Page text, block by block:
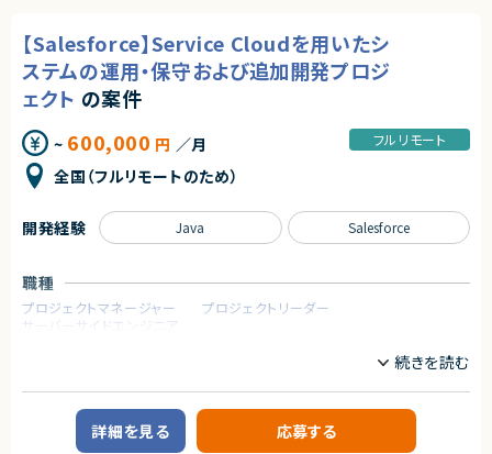
実装経験
・SQL を使ったデータベースの操作と管理の経験
・関係データベース（MySQL, PostgreSQLなど）の活用経験
・データ分析技術の保有
・Statsmodels などのライブラリを使用した実装経験
・高度なデータ分析技術
・統計学的手法の理解と活用経験
・仮説検定
・時系列分析など
・データの不確実性や変動の分析・解釈
・講師や人に何か教えたご経験
契約形態
業務委託(準委任契約)
★自由な働き方が可能！（稼働をある程度自由に調整可能）
★オンラインでの講義多数！
★Flutterflowに精通したメンバーが多数在籍しており、日々の業務を通じ
て高度な知見を吸収できる環境です。
★ノーコードツールを使用したPJの受託企業のため、複数のPJをご経験して
いただくことが可能です！
Salesforce を中心とした会計領域のシステム要件整理
要件定義後、開発ベンダー（ブリッジSE）との連携を行い、基本設計に落とし
込み
元請けチームの一員として、上流工程におけるコンサルティング支援を実施
【開発環境・技術スタック】
Salesforce
・Sales Cloud / Service Cloud（基本機能）
Heroku
【必須スキル】
・会計システム系の技術コンサル経験
・月1～2回程度大阪出張可能な方
契約形態
業務委託(準委任契約)
【Salesforce】Service Cloudを用いたシ
ステムの運用・保守および追加開発プロジ
ェクト の案件
~ 600,000 円 ／月
全国（フルリモートのため）
フルリモート
職種
プロジェクトマネージャー
プロジェクトリーダー
サーバーサイドエンジニア
■案件概要
Salesforce開発の部署へのアサインを想定しています。
Service Cloudを用いたシステムの運用・保守および追加開発プロジェクト
開発経験 Java Salesforce
詳細を見る 応募する